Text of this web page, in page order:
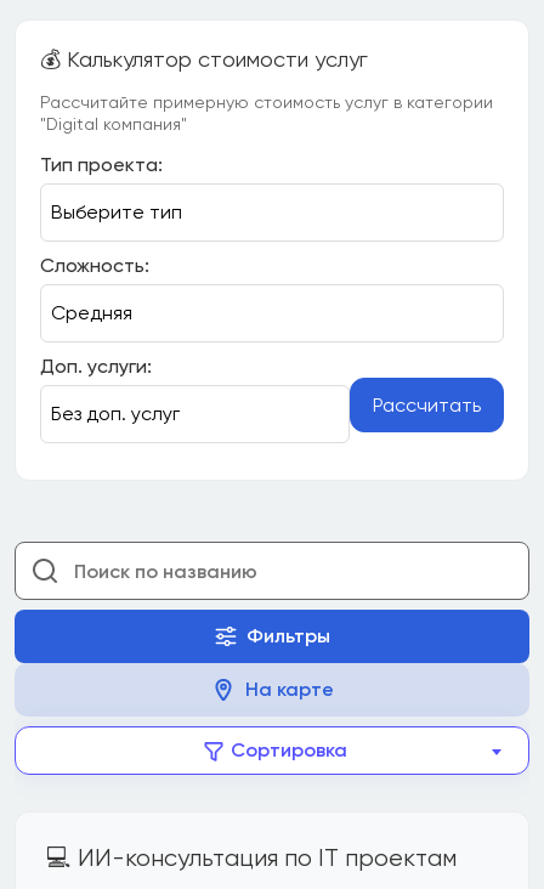
💰 Калькулятор стоимости услуг
Рассчитайте примерную стоимость услуг в категории
"Digital компания"
Тип проекта:
Сложность:
Доп. услуги:
Рассчитать
Фильтры
На карте
Сортировка
💻 ИИ-консультация по IT проектам